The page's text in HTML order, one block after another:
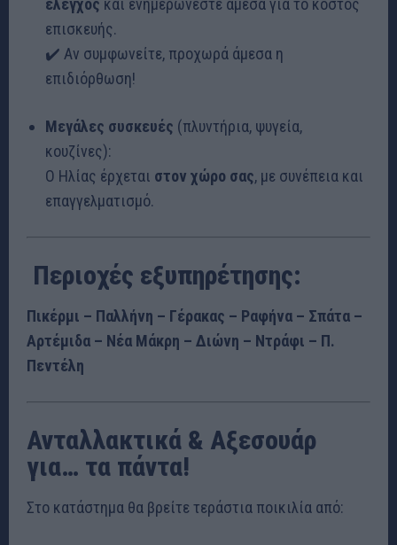
επισκευής.
✔️ Αν συμφωνείτε, προχωρά άμεσα η
επιδιόρθωση!
Μεγάλες συσκευές (πλυντήρια, ψυγεία,
κουζίνες):
Ο Ηλίας έρχεται στον χώρο σας, με συνέπεια και
επαγγελματισμό.
️ Περιοχές εξυπηρέτησης:
Πικέρμι – Παλλήνη – Γέρακας – Ραφήνα – Σπάτα –
Αρτέμιδα – Νέα Μάκρη – Διώνη – Ντράφι – Π.
Πεντέλη
Ανταλλακτικά & Αξεσουάρ
για… τα πάντα!
Στο κατάστημα θα βρείτε τεράστια ποικιλία από: